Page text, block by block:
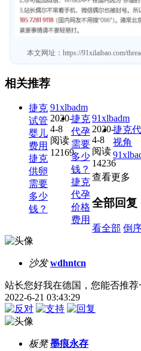
本文网址： https://91xilaibao.com/
相关推荐
捷克
试管
婴儿
费用
捷克
供卵
需要
多少
钱？
91xlbadm
2020-
4-8
阅读
12169
捷克
代孕
需要
多少
钱？
捷克
代孕
价格
费用
91xlbadm
2020-
4-8
阅读
14236
捷克
视角
查看更多
全部回复
看全部 倒
沙发 wdhntcn
站长您好我在德国，您能否推
2022-6-21 03:43:29
板凳 墨痕永存